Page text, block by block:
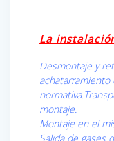
La
Desmontaje y
normativa.
montaje.
Montaje en el
Salida de gases